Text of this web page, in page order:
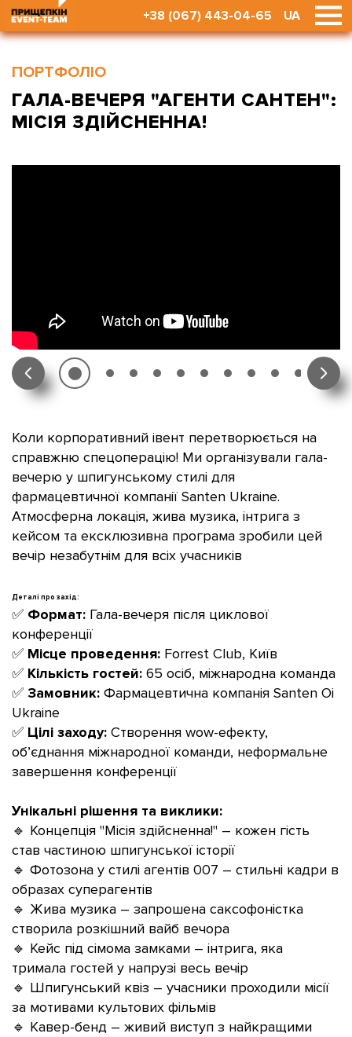
+38 (067) 443-04-65 UA
ПОРТФОЛІО
ГАЛА-ВЕЧЕРЯ "АГЕНТИ САНТЕН":
МІСІЯ ЗДІЙСНЕННА!
Коли корпоративний івент перетворюється на
справжню спецоперацію! Ми організували гала-
вечерю у шпигунському стилі для
фармацевтичної компанії Santen Ukraine.
Атмосферна локація, жива музика, інтрига з
кейсом та ексклюзивна програма зробили цей
вечір незабутнім для всіх учасників
Деталі про захід:
✅ Формат: Гала-вечеря після циклової
конференції
✅ Місце проведення: Forrest Club, Київ
✅ Кількість гостей: 65 осіб, міжнародна команда
✅ Замовник: Фармацевтична компанія Santen Oi
Ukraine
✅ Цілі заходу: Створення wow-ефекту,
об’єднання міжнародної команди, неформальне
завершення конференції
Унікальні рішення та виклики:
🔹 Концепція "Місія здійсненна!" – кожен гість
став частиною шпигунської історії
🔹 Фотозона у стилі агентів 007 – стильні кадри в
образах суперагентів
🔹 Жива музика – запрошена саксофоністка
створила розкішний вайб вечора
🔹 Кейс під сімома замками – інтрига, яка
тримала гостей у напрузі весь вечір
🔹 Шпигунський квіз – учасники проходили місії
за мотивами культових фільмів
🔹 Кавер-бенд – живий виступ з найкращими